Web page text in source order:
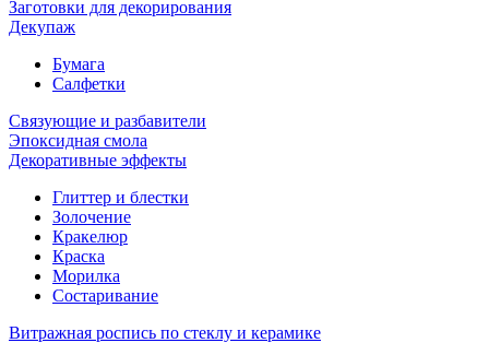
Заготовки для декорирования
Декупаж
Бумага
Салфетки
Связующие и разбавители
Эпоксидная смола
Декоративные эффекты
Глиттер и блестки
Золочение
Кракелюр
Краска
Морилка
Состаривание
Витражная роспись по стеклу и керамике